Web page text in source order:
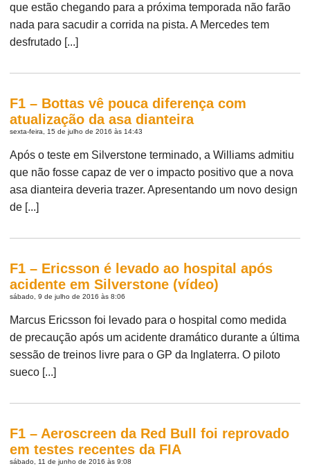
que estão chegando para a próxima temporada não farão
nada para sacudir a corrida na pista. A Mercedes tem
desfrutado [...]
F1 – Bottas vê pouca diferença com
atualização da asa dianteira
sexta-feira, 15 de julho de 2016 às 14:43
Após o teste em Silverstone terminado, a Williams admitiu
que não fosse capaz de ver o impacto positivo que a nova
asa dianteira deveria trazer. Apresentando um novo design
de [...]
F1 – Ericsson é levado ao hospital após
acidente em Silverstone (vídeo)
sábado, 9 de julho de 2016 às 8:06
Marcus Ericsson foi levado para o hospital como medida
de precaução após um acidente dramático durante a última
sessão de treinos livre para o GP da Inglaterra. O piloto
sueco [...]
F1 – Aeroscreen da Red Bull foi reprovado
em testes recentes da FIA
sábado, 11 de junho de 2016 às 9:08